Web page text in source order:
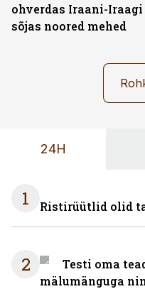
ohverdas Iraani-Iraagi
sõjas noored mehed
24H
1 Ristirüütlid olid
2
Testi oma
mälumänguga